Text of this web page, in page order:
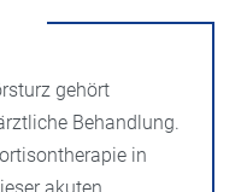
gehört
Behandlung.
in